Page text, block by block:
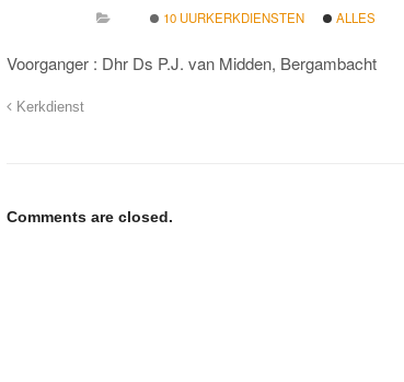
10 UURKERKDIENSTEN ALLES
Voorganger : Dhr Ds P.J. van Midden, Bergambacht
Kerkdienst
Comments are closed.